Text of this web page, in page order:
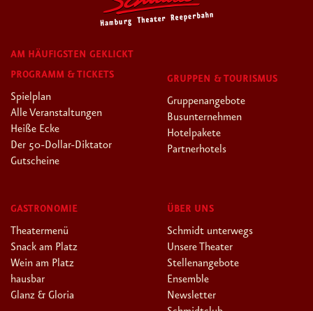
AM HÄUFIGSTEN GEKLICKT
PROGRAMM & TICKETS
Spielplan
Alle Veranstaltungen
Heiße Ecke
Der 50-Dollar-Diktator
Gutscheine
GRUPPEN & TOURISMUS
Gruppenangebote
Busunternehmen
Hotelpakete
Partnerhotels
GASTRONOMIE
Theatermenü
Snack am Platz
Wein am Platz
hausbar
Glanz & Gloria
ÜBER UNS
Schmidt unterwegs
Unsere Theater
Stellenangebote
Ensemble
Newsletter